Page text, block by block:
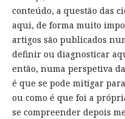
conteúdo, a questão das
aqui, de forma muito
artigos são publicados
definir ou diagnosticar
então, numa perspetiva
é que se pode mitigar
ou como é que foi a
se compreender depois